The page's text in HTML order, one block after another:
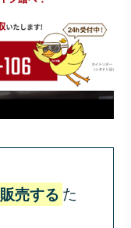
売する た